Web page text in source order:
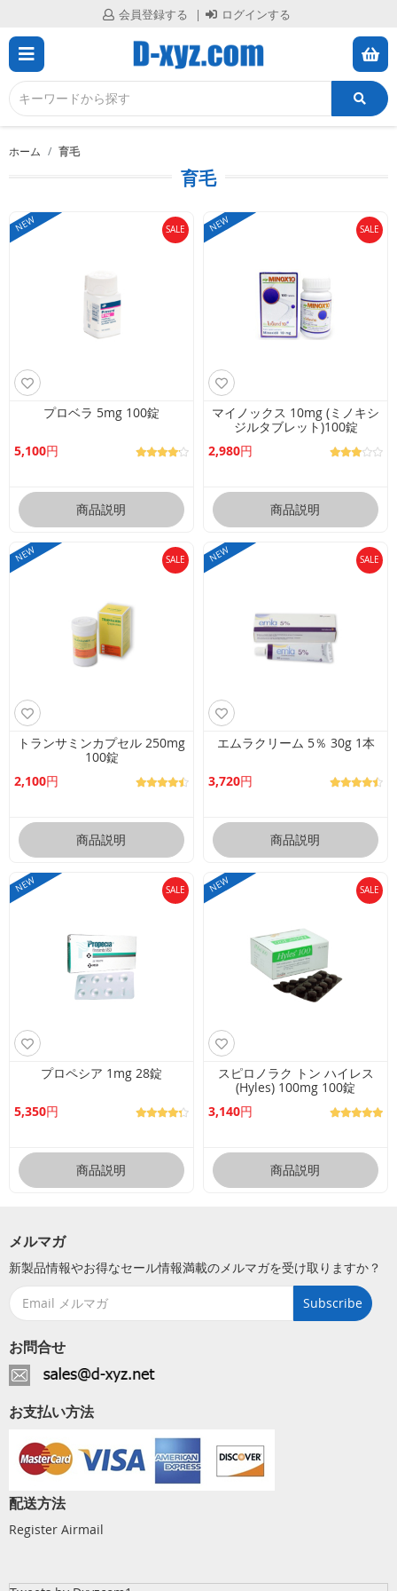
会員登録する ログインする
ニ
ュ
ー
閉
会
員
登
録
す
グ
イ
す
の
お
合
せ
問
ホーム 育毛
育毛
NEW SALE
プロベラ 5mg 100錠
5,100円
商品説明
NEW SALE
マイノックス 10mg (ミノキシ
ジルタブレット)100錠
2,980円
商品説明
NEW SALE
トランサミンカプセル 250mg
100錠
2,100円
商品説明
NEW SALE
エムラクリーム 5％ 30g 1本
3,720円
商品説明
NEW SALE
プロペシア 1mg 28錠
5,350円
商品説明
NEW SALE
スピロノラク トン ハイレス
(Hyles) 100mg 100錠
3,140円
商品説明
メルマガ
新製品情報やお得なセール情報満載のメルマガを受け取りますか？
Subscribe
お問合せ
お支払い方法
配送方法
Register Airmail